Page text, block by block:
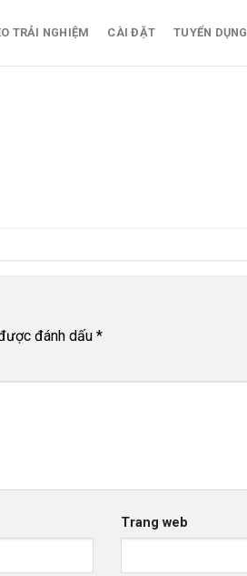
TRẢI NGHIỆM CÀI ĐẶT TUYỂN DỤNG
đánh dấu *
Trang web